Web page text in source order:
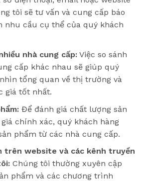
tôi sẽ tư vấn và cung cấp báo
nhu cầu cụ thể của quý khách
nhà cung cấp: Việc so sánh
cấp khác nhau sẽ giúp quý
tổng quan về thị trường và
giá tốt nhất.
Để đánh giá chất lượng sản
chính xác, quý khách hàng
phẩm từ các nhà cung cấp.
trên website và các kênh truyền
Chúng tôi thường xuyên cập
phẩm và các chương trình